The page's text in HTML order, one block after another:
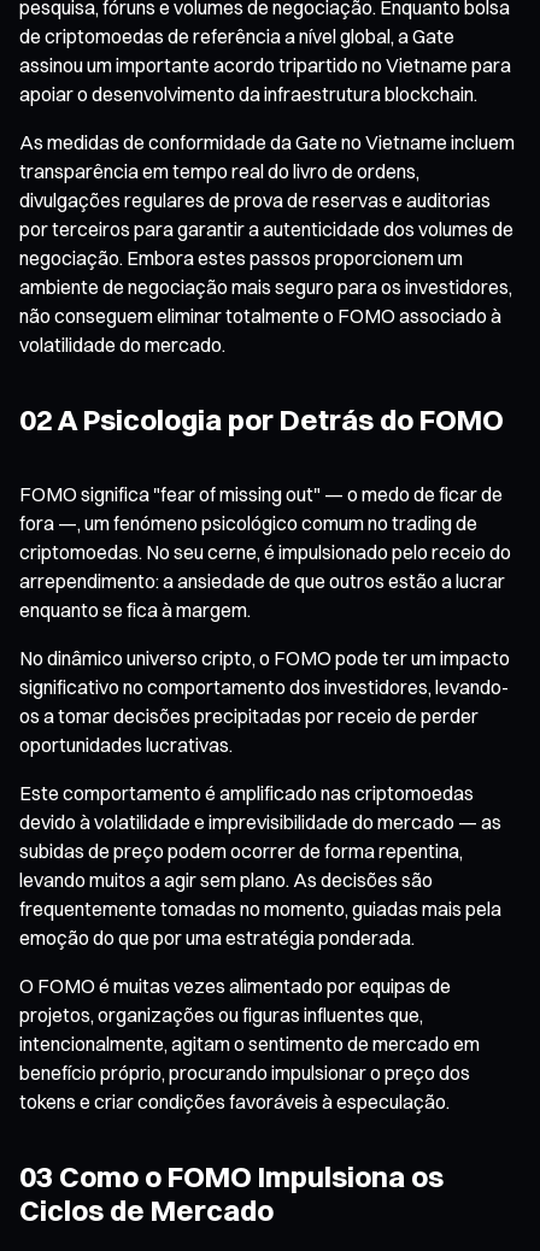
pesquisa, fóruns e volumes de negociação. Enquanto bolsa
de criptomoedas de referência a nível global, a Gate
assinou um importante acordo tripartido no Vietname para
apoiar o desenvolvimento da infraestrutura blockchain.
As medidas de conformidade da Gate no Vietname incluem
transparência em tempo real do livro de ordens,
divulgações regulares de prova de reservas e auditorias
por terceiros para garantir a autenticidade dos volumes de
negociação. Embora estes passos proporcionem um
ambiente de negociação mais seguro para os investidores,
não conseguem eliminar totalmente o FOMO associado à
volatilidade do mercado.
02 A Psicologia por Detrás do FOMO
FOMO significa "fear of missing out" — o medo de ficar de
fora —, um fenómeno psicológico comum no trading de
criptomoedas. No seu cerne, é impulsionado pelo receio do
arrependimento: a ansiedade de que outros estão a lucrar
enquanto se fica à margem.
No dinâmico universo cripto, o FOMO pode ter um impacto
significativo no comportamento dos investidores, levando-
os a tomar decisões precipitadas por receio de perder
oportunidades lucrativas.
Este comportamento é amplificado nas criptomoedas
devido à volatilidade e imprevisibilidade do mercado — as
subidas de preço podem ocorrer de forma repentina,
levando muitos a agir sem plano. As decisões são
frequentemente tomadas no momento, guiadas mais pela
emoção do que por uma estratégia ponderada.
O FOMO é muitas vezes alimentado por equipas de
projetos, organizações ou figuras influentes que,
intencionalmente, agitam o sentimento de mercado em
benefício próprio, procurando impulsionar o preço dos
tokens e criar condições favoráveis à especulação.
03 Como o FOMO Impulsiona os
Ciclos de Mercado